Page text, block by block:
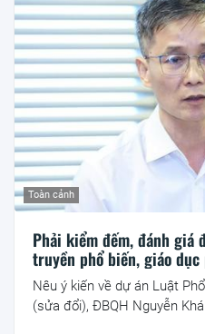
Phải kiểm đếm, đánh giá
truyền phổ biến, giáo
Toàn cảnh
Nêu ý kiến về dự án Luật
(sửa đổi), ĐBQH Nguyễn